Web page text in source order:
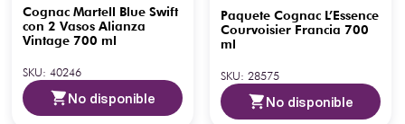
Cognac Martell Blue Swift
con 2 Vasos Alianza
Vintage 700 ml
SKU: 40246
No disponible
Paquete Cognac L’Essence
Courvoisier Francia 700
ml
SKU: 28575
No disponible